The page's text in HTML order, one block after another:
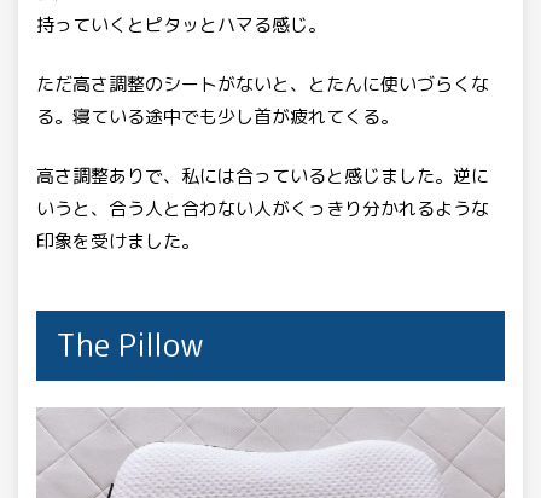
持っていくとピタッとハマる感じ。
ただ高さ調整のシートがないと、とたんに使いづらくな
る。寝ている途中でも少し首が疲れてくる。
高さ調整ありで、私には合っていると感じました。逆に
いうと、合う人と合わない人がくっきり分かれるような
印象を受けました。
The Pillow